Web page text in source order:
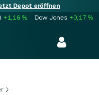
Depot eröffnen
+1,16% Dow Jones +0,17%